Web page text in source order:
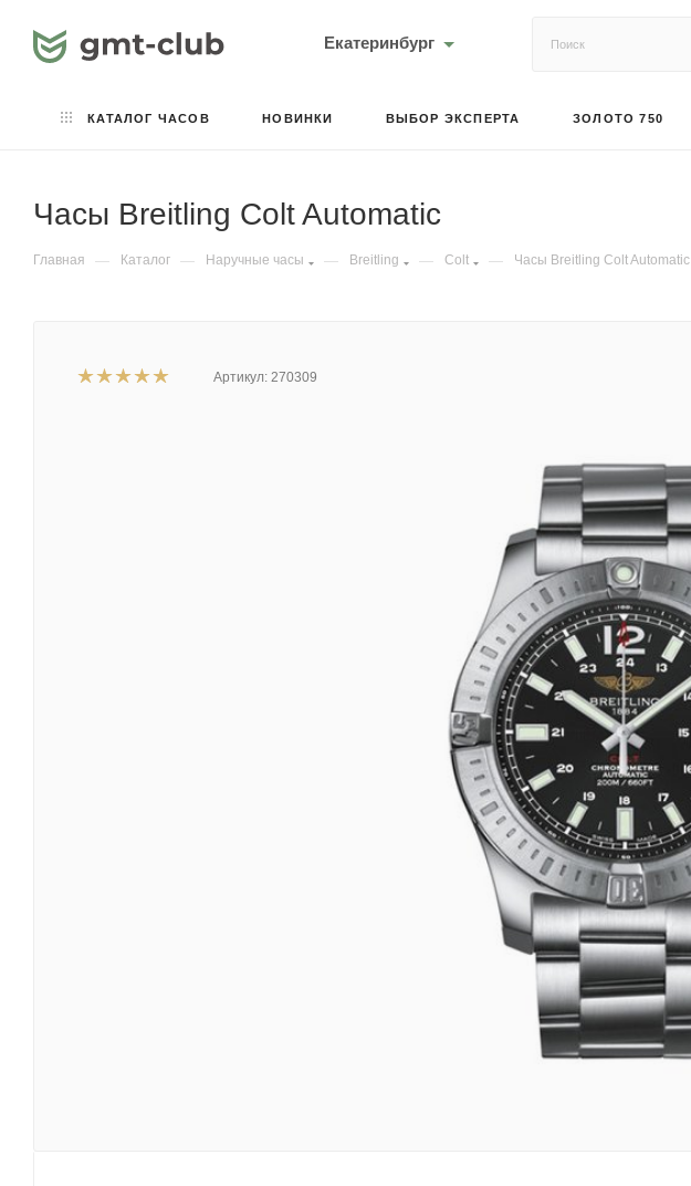
Екатеринбург
КАТАЛОГ ЧАСОВ НОВИНКИ ВЫБОР ЭКСПЕРТА ЗОЛОТО 750
Часы Breitling Colt Automatic
Главная — Каталог — Наручные часы — Breitling — Colt — Часы Breitling Colt Automatic
Артикул: 270309